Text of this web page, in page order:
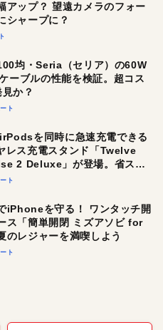
アップ？ 望遠カメラのフォー
シャープに？
均・Seria（セリア）の60W
ーブルの性能を検証。超コス
か？
ト
を同時に急速充電できる
レス充電スタンド「Twelve
2 Deluxe」が登場。省スペ
れに充電したい人にオスス
ト
iPhoneを守る！ ワンタッチ開
ス「簡単開閉 ミズアソビ for
のレジャーを満喫しよう
ト